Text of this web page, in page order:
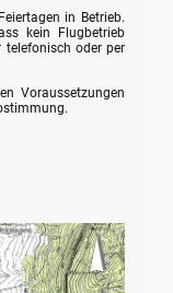
in Betrieb.
kein Flugbetrieb
oder per
Voraussetzungen